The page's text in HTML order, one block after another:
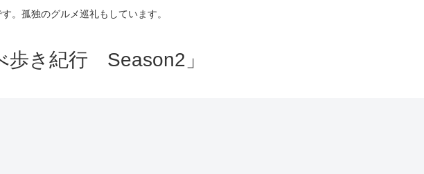
。孤独のグルメ巡礼もしています。
歩き紀行 Season2」